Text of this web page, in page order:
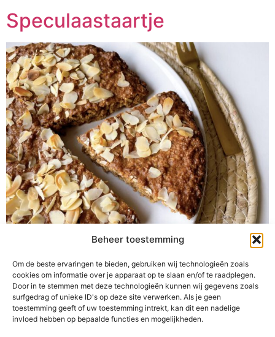
Beheer toestemming
Om de beste ervaringen te bieden, gebruiken wij technologieën zoals
cookies om informatie over je apparaat op te slaan en/of te raadplegen.
Door in te stemmen met deze technologieën kunnen wij gegevens zoals
surfgedrag of unieke ID's op deze site verwerken. Als je geen
toestemming geeft of uw toestemming intrekt, kan dit een nadelige
invloed hebben op bepaalde functies en mogelijkheden.
Speculaastaartje
Ingrediënten100 gram amandelmeel100 gram
palmbloesemsuiker/andere suikervervanger)2 eieren100
gram plantaardige boter2 tl koek- en
speculaaskruidenamandelschaafsel
BereidingswijzeVerwarm de oven op 175 graden en vet
een bakvorm in. Houd het amandelschaafsel apart